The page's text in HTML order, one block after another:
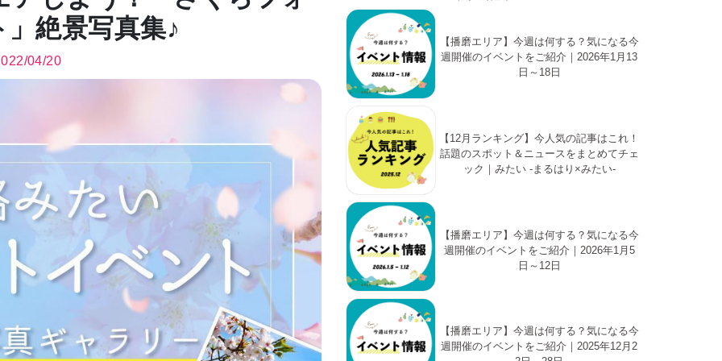
絶景写真集♪
04/20
【播磨エリア】今週は何する？気になる今
週開催のイベントをご紹介｜2026年1月13
日～18日
【12月ランキング】今人気の記事はこれ！
話題のスポット＆ニュースをまとめてチェ
ック｜みたい -まるはり×みたい-
【播磨エリア】今週は何する？気になる今
週開催のイベントをご紹介｜2026年1月5
日～12日
【播磨エリア】今週は何する？気になる今
週開催のイベントをご紹介｜2025年12月2